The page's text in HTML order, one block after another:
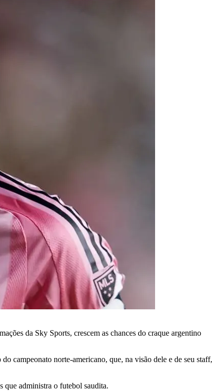
da Sky Sports, crescem as chances do craque argentino
campeonato norte-americano, que, na visão dele e de seu staff,
que administra o futebol saudita.